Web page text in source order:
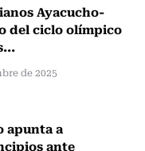
Ayacucho-
del ciclo olímpico
de 2025
apunta a
ante